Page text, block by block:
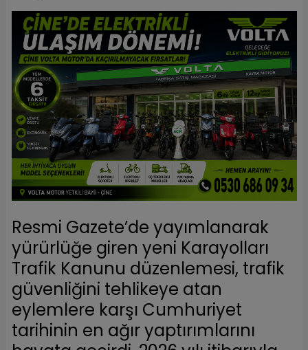
Resmi Gazete’de yayımlanarak
yürürlüğe giren yeni Karayolları
Trafik Kanunu düzenlemesi, trafik
güvenliğini tehlikeye atan
eylemlere karşı Cumhuriyet
tarihinin en ağır yaptırımlarını